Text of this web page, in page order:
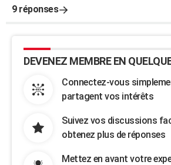
9 réponses
DEVENEZ MEMBRE EN
Connectez-vous
partagent vos intérêts
Suivez vos discussions
obtenez plus de réponses
Mettez en avant votre